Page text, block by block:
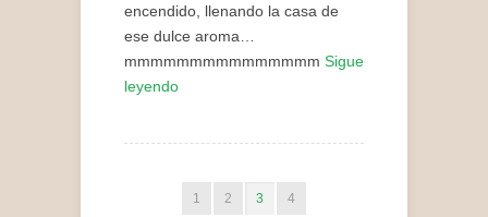
encendido, llenando la casa de
ese dulce aroma…
mmmmmmmmmmmmmmm Sigue
leyendo
1 2 3 4